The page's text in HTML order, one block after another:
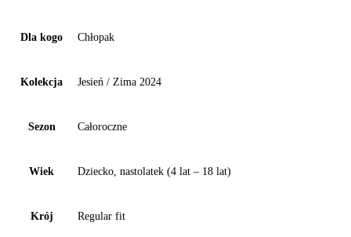
Dla kogo Chłopak
Kolekcja Jesień / Zima 2024
Sezon Całoroczne
Wiek Dziecko, nastolatek (4 lat – 18 lat)
Krój Regular fit